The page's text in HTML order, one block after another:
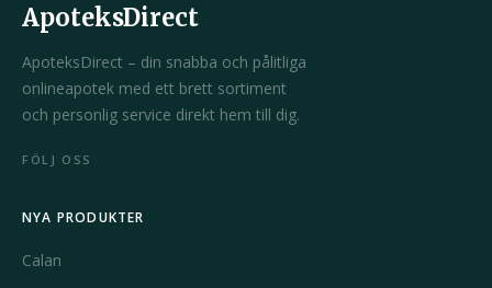
ApoteksDirect
ApoteksDirect – din snabba och pålitliga
onlineapotek med ett brett sortiment
och personlig service direkt hem till dig.
FÖLJ OSS
NYA PRODUKTER
Calan